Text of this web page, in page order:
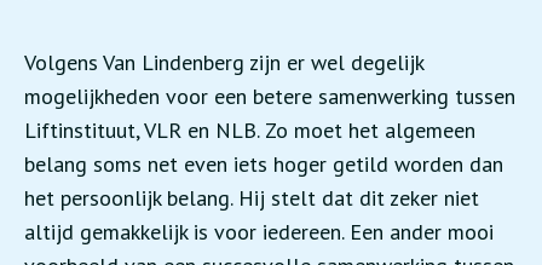
Volgens Van Lindenberg zijn er wel degelijk
mogelijkheden voor een betere samenwerking tussen
Liftinstituut, VLR en NLB. Zo moet het algemeen
belang soms net even iets hoger getild worden dan
het persoonlijk belang. Hij stelt dat dit zeker niet
altijd gemakkelijk is voor iedereen. Een ander mooi